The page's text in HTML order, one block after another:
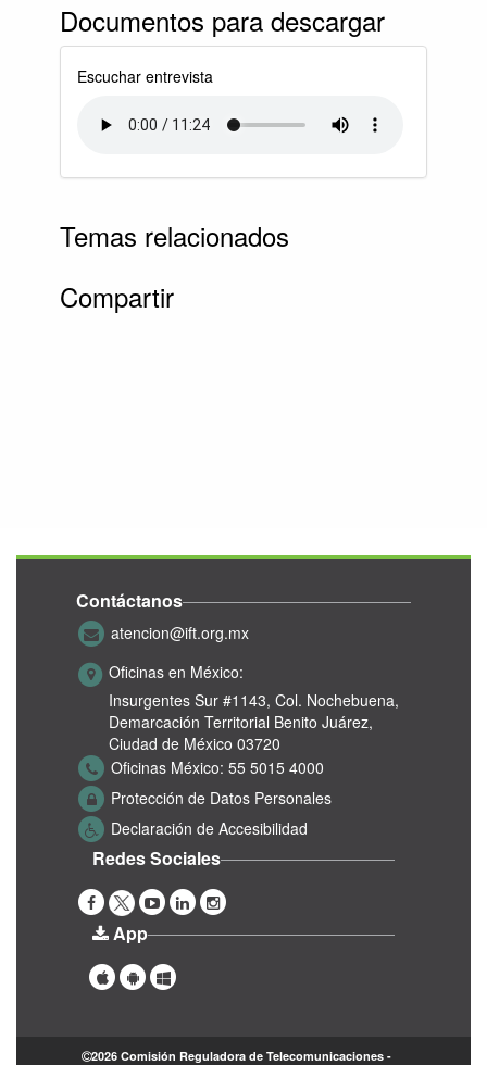
Documentos para descargar
Escuchar entrevista
Temas relacionados
Compartir
Contáctanos
atencion@ift.org.mx
Oficinas en México:
Insurgentes Sur #1143, Col. Nochebuena,
Demarcación Territorial Benito Juárez,
Ciudad de México 03720
Oficinas México: 55 5015 4000
Protección de Datos Personales
Declaración de Accesibilidad
Redes Sociales
App
2026 Comisión Reguladora de Telecomunicaciones -